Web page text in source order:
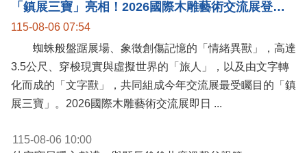
「鎮展三寶」亮相！2026國際木雕藝術交流展登場 國際木雕競賽得獎入圍名單同步揭曉
115-08-06 07:54
蜘蛛般盤踞展場、象徵創傷記憶的「情緒異獸」，高達
3.5公尺、穿梭現實與虛擬世界的「旅人」，以及由文字轉
化而成的「文字獸」，共同組成今年交流展最受矚目的「鎮
展三寶」。2026國際木雕藝術交流展即日 ...
115-08-06 10:00